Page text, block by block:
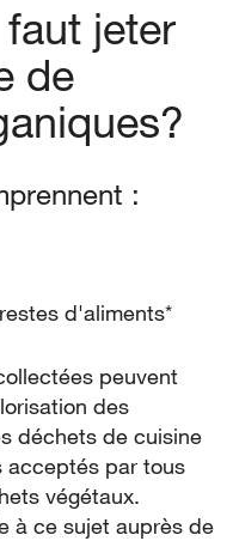
jeter
de
:
d'aliments*
peuvent
des
déchets de cuisine
acceptés par tous
végétaux.
à ce sujet auprès de